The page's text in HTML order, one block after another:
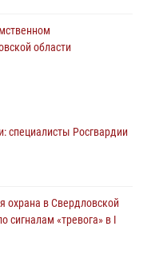
области
на южном
Свердловской области
специалисты Росгвардии
охрана в Свердловской
сигналам «тревога» в I